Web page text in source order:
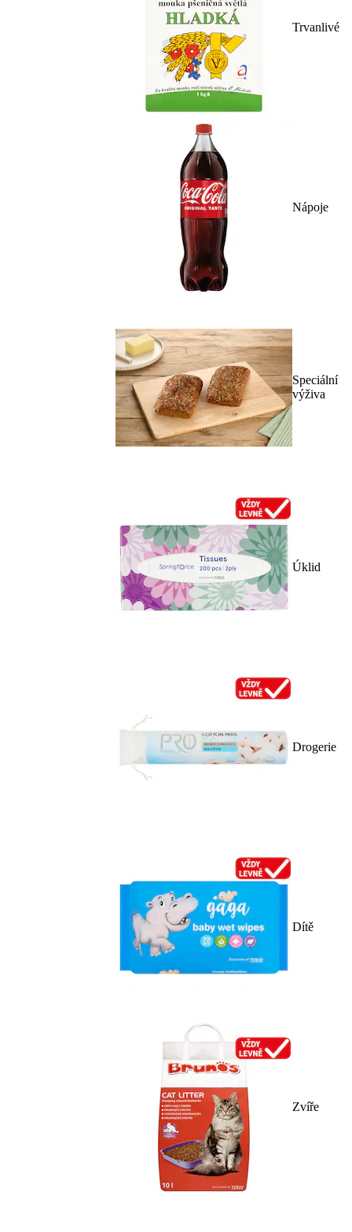
Trvanlivé
Nápoje
Speciální
výživa
Úklid
Drogerie
Dítě
Zvíře